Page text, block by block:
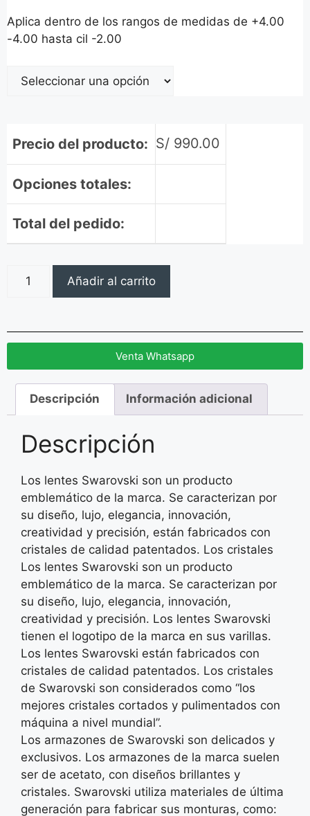
Aplica dentro de los rangos de medidas de +4.00
-4.00 hasta cil -2.00
Precio del producto: S/ 990.00
Opciones totales:
Total del pedido:
Añadir al carrito
Venta Whatsapp
Descripción Información adicional
Descripción
Los lentes Swarovski son un producto
emblemático de la marca. Se caracterizan por
su diseño, lujo, elegancia, innovación,
creatividad y precisión, están fabricados con
cristales de calidad patentados. Los cristales
Los lentes Swarovski son un producto
emblemático de la marca. Se caracterizan por
su diseño, lujo, elegancia, innovación,
creatividad y precisión. Los lentes Swarovski
tienen el logotipo de la marca en sus varillas.
Los lentes Swarovski están fabricados con
cristales de calidad patentados. Los cristales
de Swarovski son considerados como “los
mejores cristales cortados y pulimentados con
máquina a nivel mundial”.
Los armazones de Swarovski son delicados y
exclusivos. Los armazones de la marca suelen
ser de acetato, con diseños brillantes y
cristales. Swarovski utiliza materiales de última
generación para fabricar sus monturas, como: